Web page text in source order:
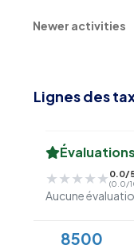
Newer activities
Lignes des
Évaluations
★★★★★
★★★★★ 0.0/
(0.0/
Aucune
8500